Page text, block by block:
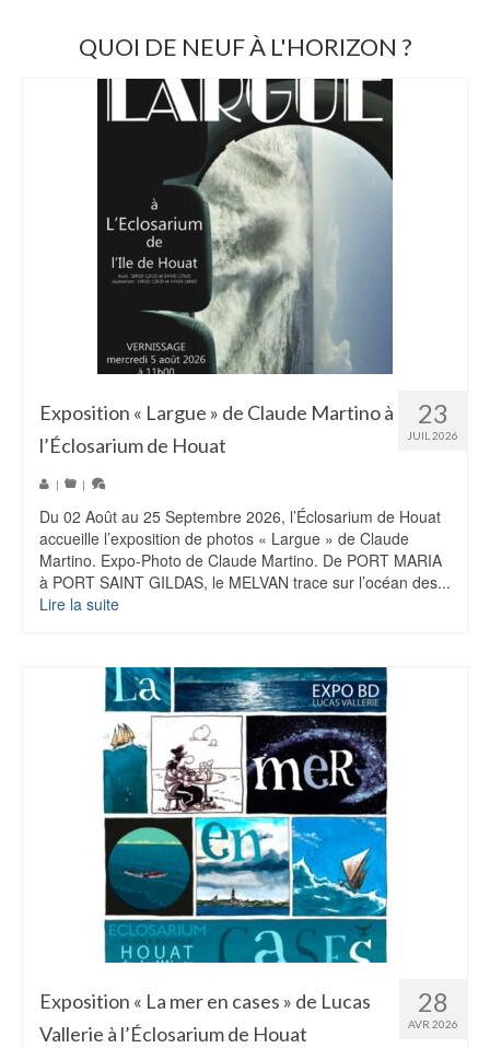
QUOI DE NEUF À L'HORIZON ?
23
JUIL 2026
Exposition « Largue » de Claude Martino à
l’Éclosarium de Houat
| |
Du 02 Août au 25 Septembre 2026, l’Éclosarium de Houat
accueille l’exposition de photos « Largue » de Claude
Martino. Expo-Photo de Claude Martino. De PORT MARIA
à PORT SAINT GILDAS, le MELVAN trace sur l’océan des...
Lire la suite
28
AVR 2026
Exposition « La mer en cases » de Lucas
Vallerie à l’Éclosarium de Houat